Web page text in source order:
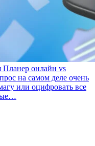
Планер онлайн vs
на самом деле очень
или оцифровать все